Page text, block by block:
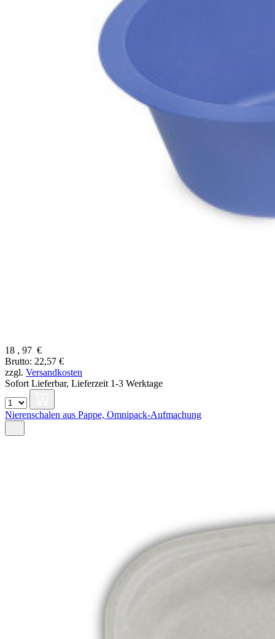
18 , 97 €
Brutto: 22,57 €
zzgl. Versandkosten
Sofort Lieferbar, Lieferzeit 1-3 Werktage
Nierenschalen aus Pappe, Omnipack-Aufmachung